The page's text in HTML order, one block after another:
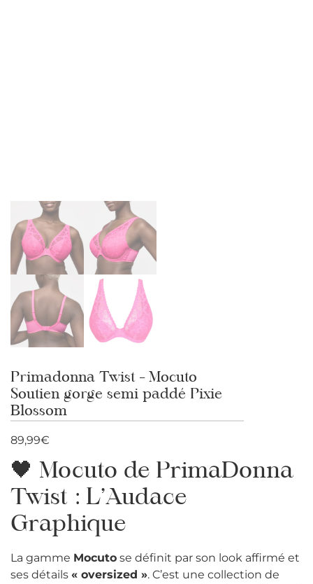
Primadonna Twist – Mocuto
Soutien gorge semi paddé Pixie
Blossom
89,99€
🖤 Mocuto de PrimaDonna
Twist : L’Audace
Graphique
La gamme Mocuto se définit par son look affirmé et
ses détails « oversized ». C’est une collection de